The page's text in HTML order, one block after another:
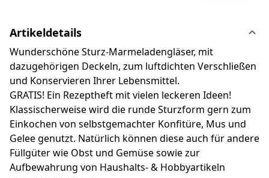
Artikeldetails
Wunderschöne Sturz-Marmeladengläser, mit
dazugehörigen Deckeln, zum luftdichten Verschließen
und Konservieren Ihrer Lebensmittel.
GRATIS! Ein Rezeptheft mit vielen leckeren Ideen!
Klassischerweise wird die runde Sturzform gern zum
Einkochen von selbstgemachter Konfitüre, Mus und
Gelee genutzt. Natürlich können diese auch für andere
Füllgüter wie Obst und Gemüse sowie zur
Aufbewahrung von Haushalts- & Hobbyartikeln